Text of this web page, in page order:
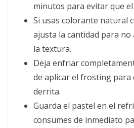
minutos para evitar que
Si usas colorante natural
ajusta la cantidad para
la textura.
Deja enfriar
de aplicar el frosting para
derrita.
Guarda el pastel en el
consumes de inmediato